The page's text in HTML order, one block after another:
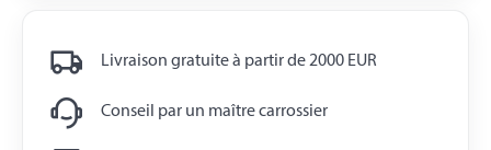
Livraison gratuite à partir de 2000 EUR
Conseil par un maître carrossier